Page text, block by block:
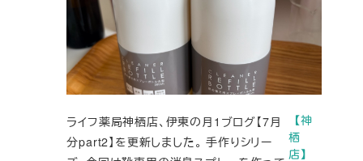
【神
栖
店】
ライフ薬局神栖店、伊東の月1ブログ【7月
分part2】を更新しました。 手作りシリー